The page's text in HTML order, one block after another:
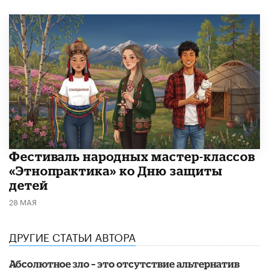
​Фестиваль народных мастер-классов
«Этнопрактика» ко Дню защиты
детей
28 МАЯ
ДРУГИЕ СТАТЬИ АВТОРА
Абсолютное зло – это отсутствие альтернатив